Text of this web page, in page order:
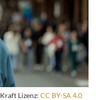
Lizenz: CC BY-SA 4.0